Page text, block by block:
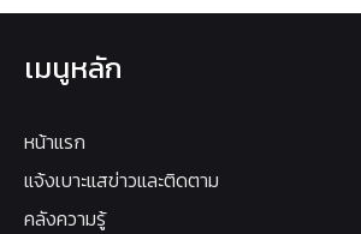
เมนูหลัก
หน้าแรก
แจ้งเบาะแสข่าวและติดตาม
คลังความรู้